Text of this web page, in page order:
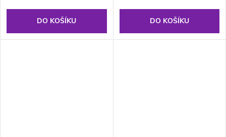
DO KOŠÍKU DO KOŠÍKU